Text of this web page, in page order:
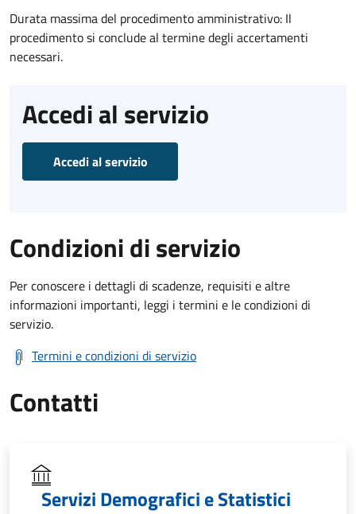
Durata massima del procedimento amministrativo: Il
procedimento si conclude al termine degli accertamenti
necessari.
Accedi al servizio
Accedi al servizio
Condizioni di servizio
Per conoscere i dettagli di scadenze, requisiti e altre
informazioni importanti, leggi i termini e le condizioni di
servizio.
Termini e condizioni di servizio
Contatti
Servizi Demografici e Statistici